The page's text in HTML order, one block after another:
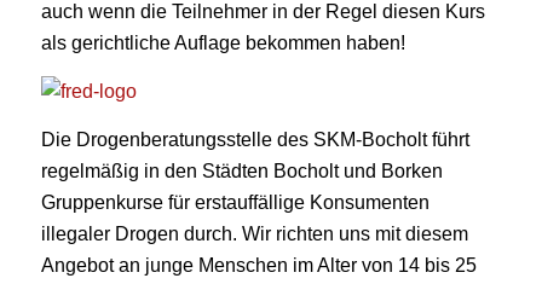
auch wenn die Teilnehmer in der Regel diesen Kurs
als gerichtliche Auflage bekommen haben!
Die Drogenberatungsstelle des SKM-Bocholt führt
regelmäßig in den Städten Bocholt und Borken
Gruppenkurse für erstauffällige Konsumenten
illegaler Drogen durch. Wir richten uns mit diesem
Angebot an junge Menschen im Alter von 14 bis 25